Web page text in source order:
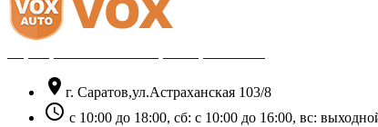
location_on г. Саратов,ул.Астраханская 103/8
schedule с 10:00 до 18:00, сб: с 10:00 до 16:00, вс: